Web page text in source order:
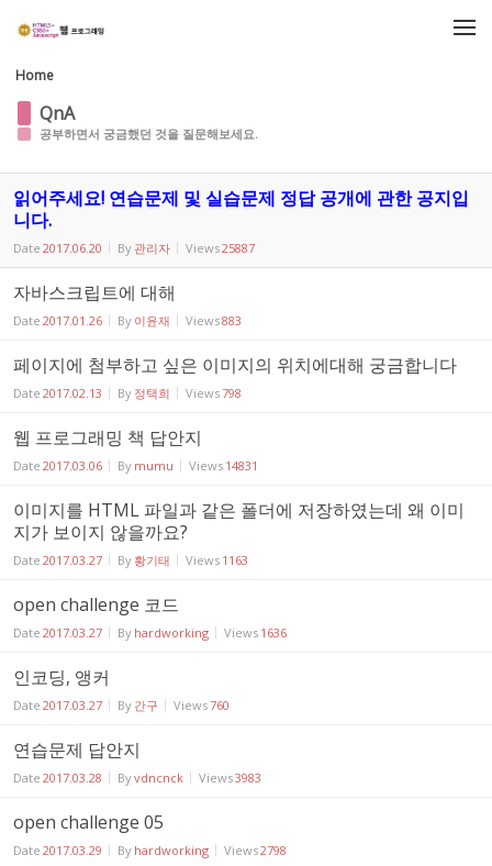
Home
QnA
공부하면서 궁금했던 것을 질문해보세요.
읽어주세요! 연습문제 및 실습문제 정답 공개에 관한 공지입
니다.
Date 2017.06.20 By관리자 Views25887
자바스크립트에 대해
Date 2017.01.26 By 이윤재 Views883
페이지에 첨부하고 싶은 이미지의 위치에대해 궁금합니다
Date 2017.02.13 By 정택희 Views798
웹 프로그래밍 책 답안지
Date 2017.03.06 By mumu Views 14831
이미지를 HTML 파일과 같은 폴더에 저장하였는데 왜 이미
지가 보이지 않을까요?
Date 2017.03.27 By황기태 Views 1163
open challenge 코드
Date 2017.03.27 By hardworking Views 1636
인코딩, 앵커
Date 2017.03.27 By 간구 Views760
연습문제 답안지
Date 2017.03.28 Byvdncnck Views3983
open challenge 05
Date 2017.03.29 By hardworking Views2798